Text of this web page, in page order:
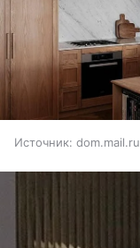
Источник: dom.mail.ru